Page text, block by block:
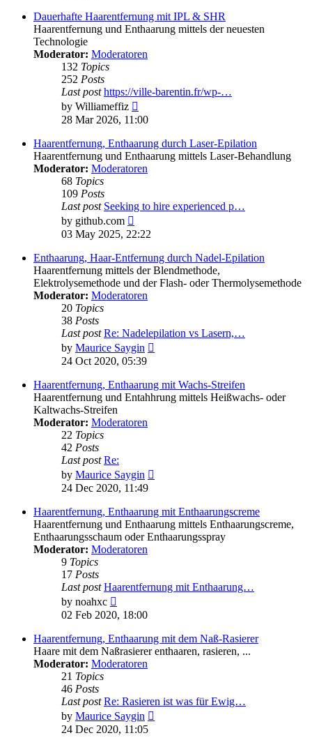
Dauerhafte Haarentfernung mit IPL & SHR
Haarentfernung und Enthaarung mittels der neuesten
Technologie
Moderator: Moderatoren
132 Topics
252 Posts
Last post https://ville-barentin.fr/wp-…
by Williameffiz
the
post
28 Mar 2026, 11:00
Haarentfernung, Enthaarung durch Laser-Epilation
Haarentfernung und Enthaarung mittels Laser-Behandlung
Moderator: Moderatoren
68 Topics
109 Posts
Last post Seeking to hire experienced p…
by github.com
the
post
03 May 2025, 22:22
Enthaarung, Haar-Entfernung durch Nadel-Epilation
Haarentfernung mittels der Blendmethode,
Elektrolysemethode und der Flash- oder Thermolysemethode
Moderator: Moderatoren
20 Topics
38 Posts
Last post Re: Nadelepilation vs Lasern,…
by Maurice Saygin
post
24 Oct 2020, 05:39
Haarentfernung, Enthaarung mit Wachs-Streifen
Haarentfernung und Entahhrung mittels Heißwachs- oder
Kaltwachs-Streifen
Moderator: Moderatoren
22 Topics
42 Posts
Last post Re:
by Maurice Saygin
post
24 Dec 2020, 11:49
Haarentfernung, Enthaarung mit Enthaarungscreme
Haarentfernung und Enthaarung mittels Enthaarungscreme,
Enthaarungsschaum oder Enthaarungsspray
Moderator: Moderatoren
9 Topics
17 Posts
Last post Haarentfernung mit Enthaarung…
by noahxc
the
post
02 Feb 2020, 18:00
Haarentfernung, Enthaarung mit dem Naß-Rasierer
Haare mit dem Naßrasierer enthaaren, rasieren, ...
Moderator: Moderatoren
21 Topics
46 Posts
Last post Re: Rasieren ist was für Ewig…
by Maurice Saygin
24 Dec 2020, 11:05